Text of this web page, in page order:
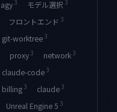
agy 3 モデル選択 3
フロントエンド 3
git-worktree 3
proxy 3 network 3
claude-code 3
billing 3 claude 3
Unreal Engine 5 3